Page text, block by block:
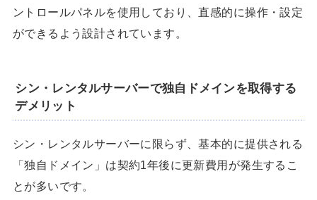
ントロールパネルを使用しており、直感的に操作・設定
ができるよう設計されています。
シン・レンタルサーバーで独自ドメインを取得する
デメリット
シン・レンタルサーバーに限らず、基本的に提供される
「独自ドメイン」は契約1年後に更新費用が発生するこ
とが多いです。